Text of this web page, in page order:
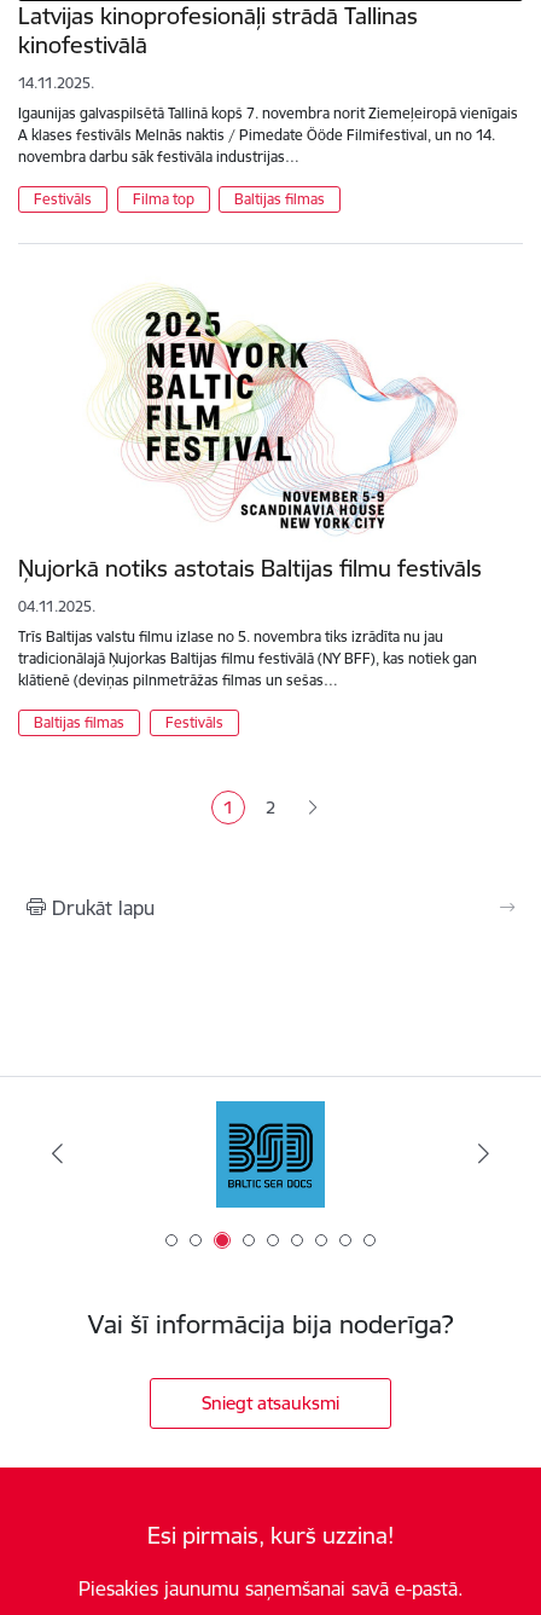
Latvijas kinoprofesionāļi strādā Tallinas
kinofestivālā
14.11.2025.
Igaunijas galvaspilsētā Tallinā kopš 7. novembra norit Ziemeļeiropā vienīgais
A klases festivāls Melnās naktis / Pimedate Ööde Filmifestival, un no 14.
novembra darbu sāk festivāla industrijas…
Festivāls Filma top Baltijas filmas
Ņujorkā notiks astotais Baltijas filmu festivāls
04.11.2025.
Trīs Baltijas valstu filmu izlase no 5. novembra tiks izrādīta nu jau
tradicionālajā Ņujorkas Baltijas filmu festivālā (NY BFF), kas notiek gan
klātienē (deviņas pilnmetrāžas filmas un sešas…
Baltijas filmas Festivāls
Pašreizējā lapa
1 Lapa
2
Drukāt lapu
Vai šī informācija bija noderīga?
Sniegt atsauksmi
Esi pirmais, kurš uzzina!
Piesakies jaunumu saņemšanai savā e-pastā.